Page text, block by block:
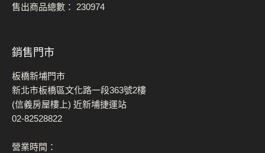
售出商品總數： 230974
銷售門市
板橋新埔門市
新北市板橋區文化路一段363號2樓
(信義房屋樓上) 近新埔捷運站
02-82528822
營業時間：